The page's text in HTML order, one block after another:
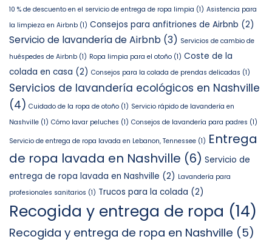
10 % de descuento en el servicio de entrega de ropa limpia (1) Asistencia para
la limpieza en Airbnb (1) Consejos para anfitriones de Airbnb (2)
Servicio de lavandería de Airbnb (3) Servicios de cambio de
huéspedes de Airbnb (1) Ropa limpia para el otoño (1) Coste de la
colada en casa (2) Consejos para la colada de prendas delicadas (1)
Servicios de lavandería ecológicos en Nashville
(4) Cuidado de la ropa de otoño (1) Servicio rápido de lavandería en
Nashville (1) Cómo lavar peluches (1) Consejos de lavandería para padres (1)
Servicio de entrega de ropa lavada en Lebanon, Tennessee (1) Entrega
de ropa lavada en Nashville (6) Servicio de
entrega de ropa lavada en Nashville (2) Lavandería para
profesionales sanitarios (1) Trucos para la colada (2)
Recogida y entrega de ropa (14)
Recogida y entrega de ropa en Nashville (5)